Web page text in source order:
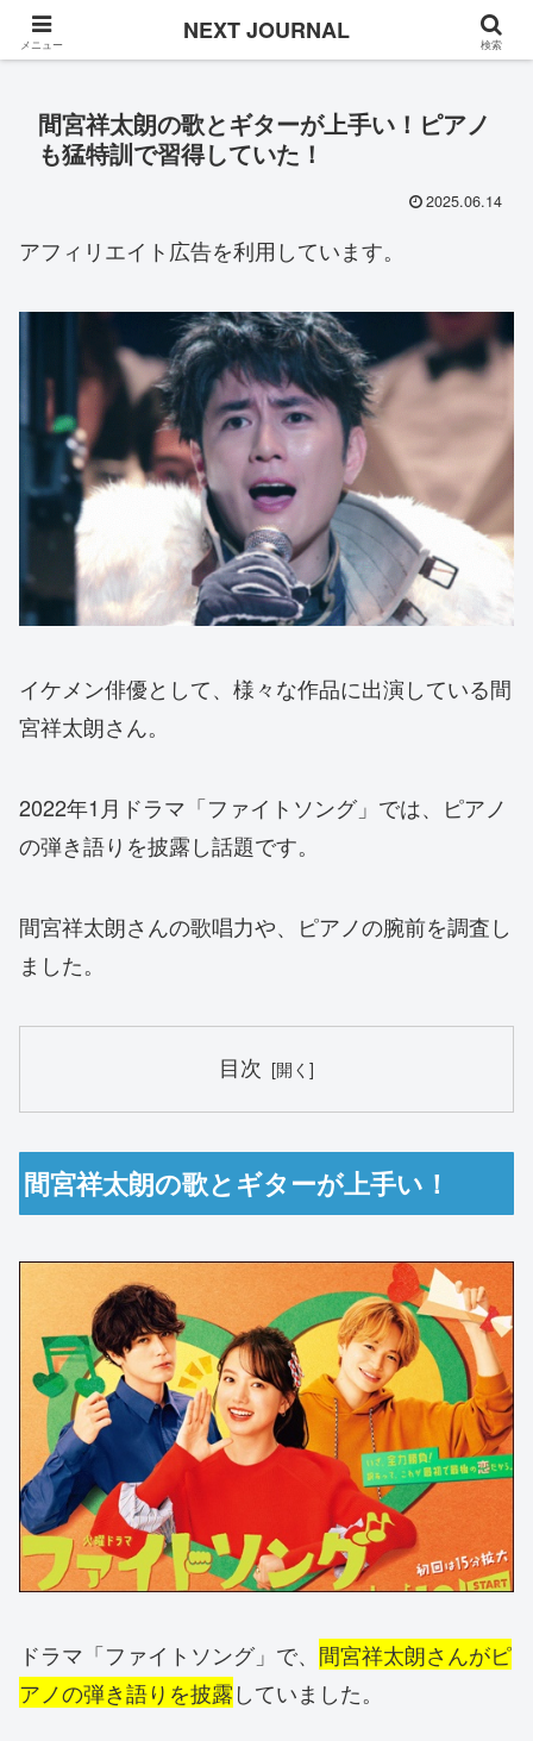
Once in a while
間宮祥太朗の歌とギターが上手い！ピアノ
も猛特訓で習得していた！
2025.06.14
アフィリエイト広告を利用しています。
イケメン俳優として、様々な作品に出演している間
宮祥太朗さん。
2022年1月ドラマ「ファイトソング」では、ピアノ
の弾き語りを披露し話題です。
間宮祥太朗さんの歌唱力や、ピアノの腕前を調査し
ました。
目次
間宮祥太朗の歌とギターが上手い！
ドラマ「ファイトソング」で、 間宮祥太朗さんがピ
アノの弾き語りを披露していました。
メニュー NEXT JOURNAL 検索